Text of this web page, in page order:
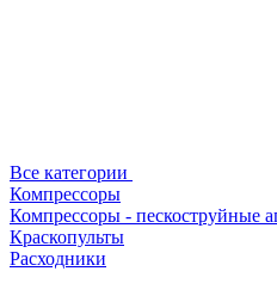
Все категории
Компрессоры
Компрессоры - пескоструйные
Краскопульты
Расходники